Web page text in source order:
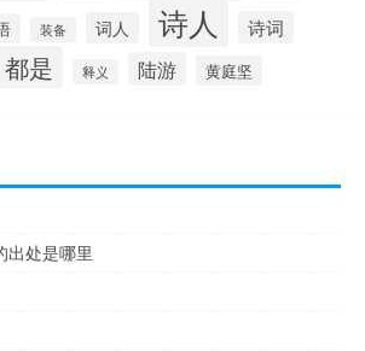
装备 词人 诗人 诗词
都是 释义 陆游 黄庭坚
出处是哪里